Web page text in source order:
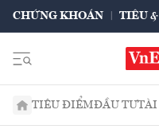
CHỨNG KHOÁN TIÊU
TIÊU ĐIỂMĐẦU TƯTÀI